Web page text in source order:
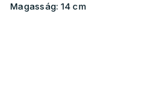
Magasság: 14 cm